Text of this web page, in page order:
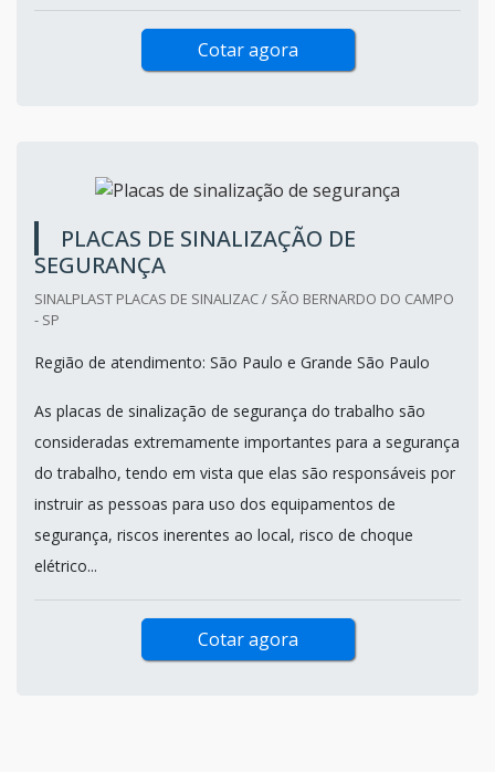
O PRODUTO PODE ORIENTAR LOCALIZAÇÕES E
PLACAS DE SINALIZAÇÃO DE
SEGURANÇA
SINALPLAST PLACAS DE SINALIZAC / SÃO BERNARDO DO CAMPO
- SP
Região de atendimento: São Paulo e Grande São Paulo
As placas de sinalização de segurança do trabalho são
consideradas extremamente importantes para a segurança